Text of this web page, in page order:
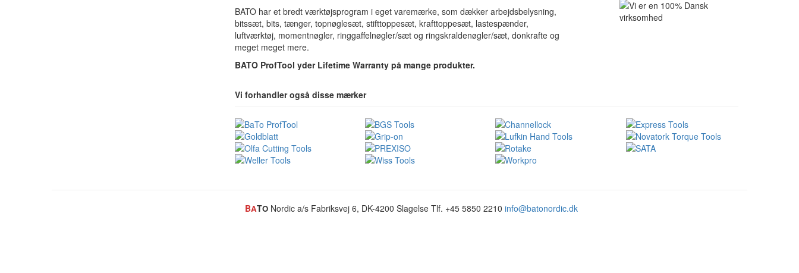
BATOhar et bredt værktøjsprogram i eget varemærke, som dækker arbejdsbelysning,
bitssæt, bits, tænger, topnøglesæt, stifttoppesæt, krafttoppesæt, lastespænder,
luftværktøj, momentnøgler, ringgaffelnøgler/sæt og ringskraldenøgler/sæt, donkrafte og
meget meget mere.
BATOProfTool yder Lifetime Warranty på mange produkter.
Vi forhandler også disse mærker
BATO Nordic a/s Fabriksvej 6, DK-4200 Slagelse Tlf. +45 5850 2210 info@batonordic.dk